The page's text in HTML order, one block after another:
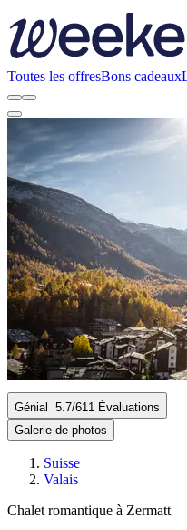
Toutes les offresBons cadeaux
Génial 5.7/611 Évaluations
Galerie de photos
Suisse
Valais
Chalet romantique à Zermatt